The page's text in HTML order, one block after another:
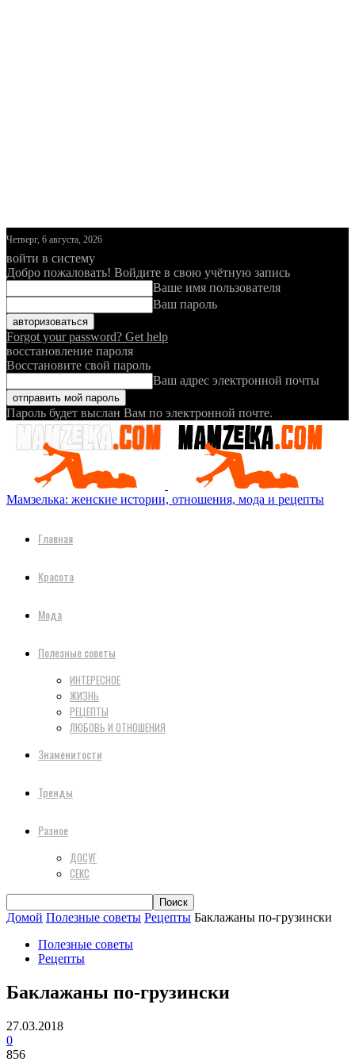
Четверг, 6 августа, 2026
войти в систему
Добро пожаловать! Войдите в свою учётную запись
Ваше имя пользователя
Ваш пароль
Forgot your password? Get help
восстановление пароля
Восстановите свой пароль
Ваш адрес электронной почты
Пароль будет выслан Вам по электронной почте.
Мамзелька: женские истории, отношения, мода и рецепты
Главная
Красота
Мода
Полезные советы
ИНТЕРЕСНОЕ
ЖИЗНЬ
РЕЦЕПТЫ
ЛЮБОВЬ И ОТНОШЕНИЯ
Знаменитости
Тренды
Разное
ДОСУГ
СЕКС
Домой Полезные советы Рецепты Баклажаны по-грузински
Полезные советы
Рецепты
Баклажаны по-грузински
27.03.2018
0
856